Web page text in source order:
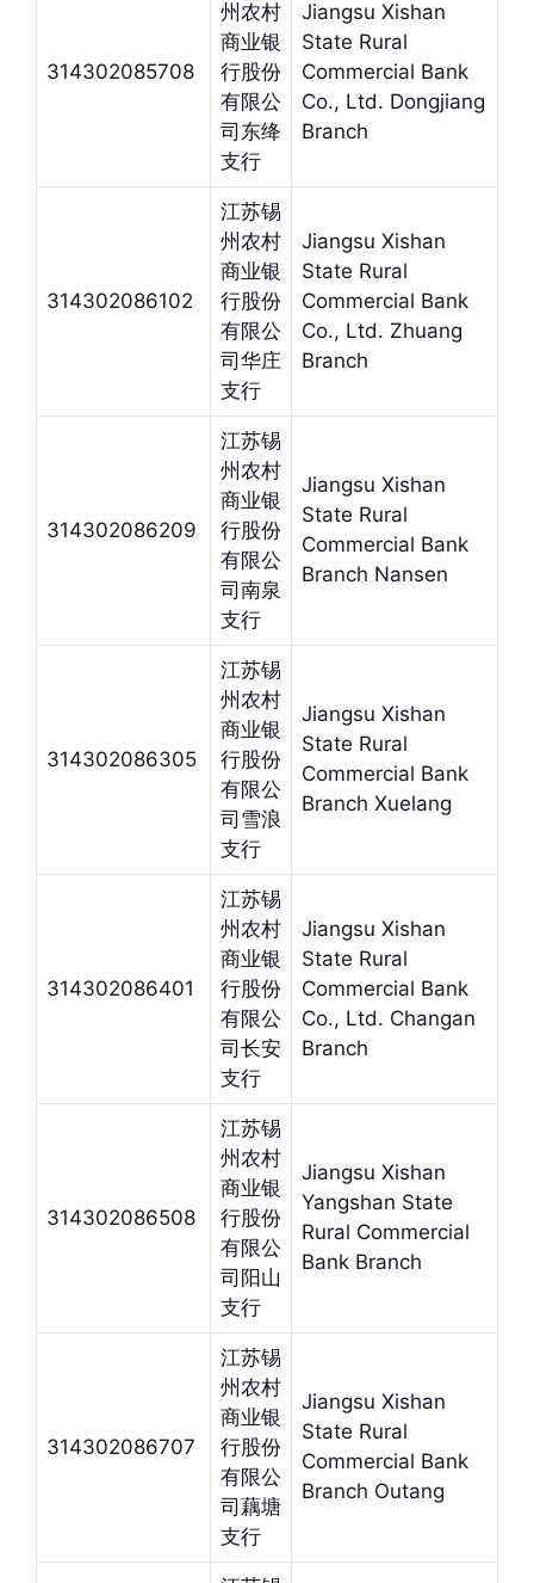
314302085708
州农村
商业银
行股份
有限公
司东绛
支行
Jiangsu Xishan
State Rural
Commercial Bank
Co., Ltd. Dongjiang
Branch
314302086102
江苏锡
州农村
商业银
行股份
有限公
司华庄
支行
Jiangsu Xishan
State Rural
Commercial Bank
Co., Ltd. Zhuang
Branch
314302086209
江苏锡
州农村
商业银
行股份
有限公
司南泉
支行
Jiangsu Xishan
State Rural
Commercial Bank
Branch Nansen
314302086305
江苏锡
州农村
商业银
行股份
有限公
司雪浪
支行
Jiangsu Xishan
State Rural
Commercial Bank
Branch Xuelang
314302086401
江苏锡
州农村
商业银
行股份
有限公
司长安
支行
Jiangsu Xishan
State Rural
Commercial Bank
Co., Ltd. Changan
Branch
314302086508
江苏锡
州农村
商业银
行股份
有限公
司阳山
支行
Jiangsu Xishan
Yangshan State
Rural Commercial
Bank Branch
314302086707
江苏锡
州农村
商业银
行股份
有限公
司藕塘
支行
Jiangsu Xishan
State Rural
Commercial Bank
Branch Outang